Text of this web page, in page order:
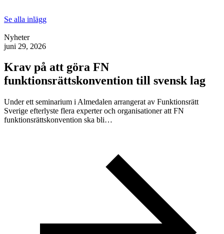
Se alla inlägg
Nyheter
juni 29, 2026
Krav på att göra FN
funktionsrättskonvention till svensk lag
Under ett seminarium i Almedalen arrangerat av Funktionsrätt
Sverige efterlyste flera experter och organisationer att FN
funktionsrättskonvention ska bli…